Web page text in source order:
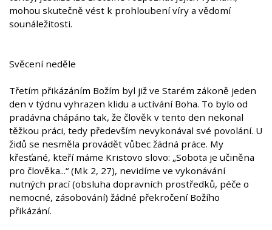
mohou skutečně vést k prohloubení víry a vědomí
sounáležitosti.
Svěcení neděle
Třetím přikázáním Božím byl již ve Starém zákoně jeden
den v týdnu vyhrazen klidu a uctívání Boha. To bylo od
pradávna chápáno tak, že člověk v tento den nekonal
těžkou práci, tedy především nevykonával své povolání. U
židů se nesměla provádět vůbec žádná práce. My
křesťané, kteří máme Kristovo slovo: „Sobota je učiněna
pro člověka...“ (Mk 2, 27), nevidíme ve vykonávání
nutných prací (obsluha dopravních prostředků, péče o
nemocné, zásobování) žádné překročení Božího
přikázání.